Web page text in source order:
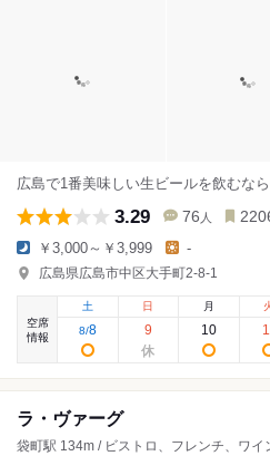
広島で1番美味しい生ビールを飲むな
3.29 76 人
￥3,000～￥3,999 -
広島県広島市中区大手町2-8-1
空席
情報
土
8/8
日
9
月
10
ラ・ヴァーグ
袋町駅 134m / ビストロ、フレンチ、ワイ